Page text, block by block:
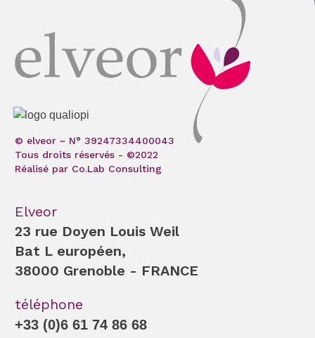
© elveor ~ N° 39247334400043
Tous droits réservés - ©2022
Réalisé par Co.Lab Consulting
Elveor
23 rue Doyen Louis Weil
Bat L européen,
38000 Grenoble - FRANCE
téléphone
+33 (0)6 61 74 86 68